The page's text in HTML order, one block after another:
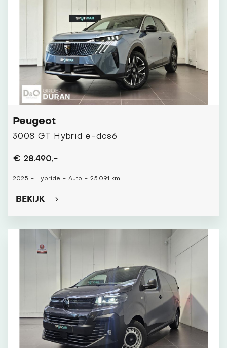
Peugeot
3008 GT Hybrid e-dcs6
€ 28.490,-
2025 - Hybride - Auto - 25.091 km
BEKIJK